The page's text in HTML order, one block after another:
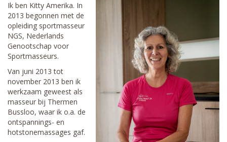
Ik ben Kitty Amerika. In
2013 begonnen met de
opleiding sportmasseur
NGS, Nederlands
Genootschap voor
Sportmasseurs.
Van juni 2013 tot
november 2013 ben ik
werkzaam geweest als
masseur bij Thermen
Bussloo, waar ik o.a. de
ontspannings- en
hotstonemassages gaf.